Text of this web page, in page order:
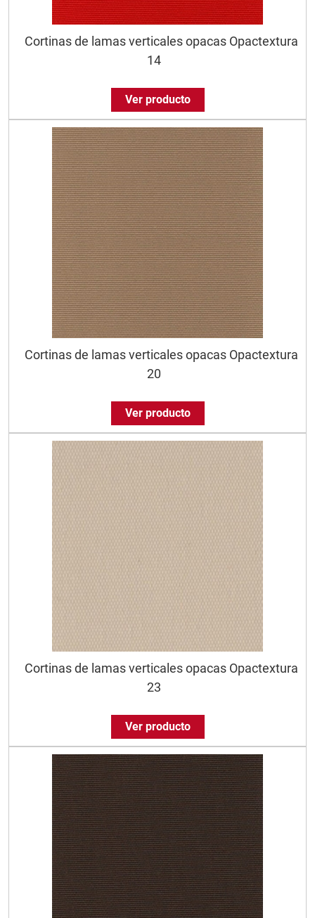
Cortinas de lamas verticales opacas Opactextura
14
Ver producto
Cortinas de lamas verticales opacas Opactextura
20
Ver producto
Cortinas de lamas verticales opacas Opactextura
23
Ver producto